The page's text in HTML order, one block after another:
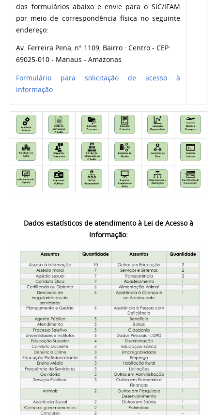
dos formulários abaixo e envie para o SIC/IFAM
por meio de correspondência física no seguinte
endereço:
Av. Ferreira Pena, n° 1109, Bairro : Centro -CEP:
69025-010 - Manaus - Amazonas
Formulário para solicitação de acesso à
informação
Dados estatísticos de atendimento à Lei de Acesso à
Informação: